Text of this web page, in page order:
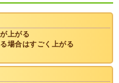
上がる
場合はすごく上がる